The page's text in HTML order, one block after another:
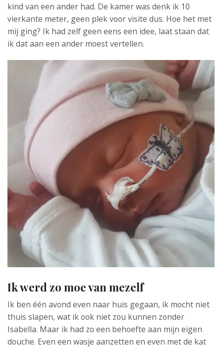
kind van een ander had. De kamer was denk ik 10
vierkante meter, geen plek voor visite dus. Hoe het met
mij ging? Ik had zelf geen eens een idee, laat staan dat
ik dat aan een ander moest vertellen.
Ik werd zo moe van mezelf
Ik ben één avond even naar huis gegaan, ik mocht niet
thuis slapen, wat ik ook niet zou kunnen zonder
Isabella. Maar ik had zo een behoefte aan mijn eigen
douche. Even een wasje aanzetten en even met de kat